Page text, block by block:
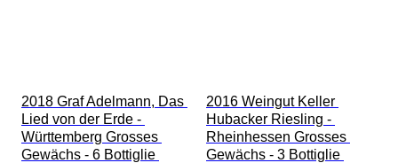
2018 Graf Adelmann, Das
Lied von der Erde -
Württemberg Grosses
Gewächs - 6 Bottiglie
2016 Weingut Keller
Hubacker Riesling -
Rheinhessen Grosses
Gewächs - 3 Bottiglie